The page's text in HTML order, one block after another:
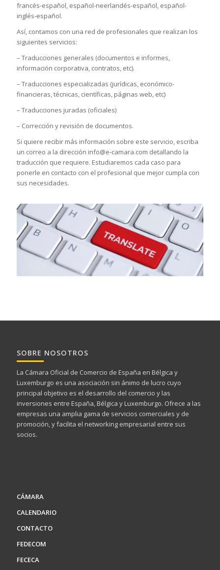
francés-español, español-neerlandés-español, español-
inglés-español.
Así, contamos con una red de profesionales que realizan los
siguientes servicios:
– Traducciones generales (documentos e informes,
información corporativa, contratos, etc).
– Traducciones especializadas (jurídicas, económico-
financieras, técnicas, científicas, páginas web, etc)
– Traducciones juradas (oficiales)
– Corrección y revisión de documentos.
Si quiere recibir más información sobre este servicio, escriba
un correo a la dirección info@e-camara.com detallando la
traducción que requiere. Estudiaremos cada caso para
ponerle en contacto con el profesional que mejor cumpla con
sus necesidades.
SOBRE NOSOTROS
La Cámara Oficial de Comercio de España en Bélgica y
Luxemburgo es una asociación sin ánimo de lucro cuyo
principal objetivo es el desarrollo del comercio y las
inversiones entre España, Bélgica y Luxemburgo. Ofrece a las
empresas una amplia gama de servicios comerciales y de
promoción, y facilita el networking empresarial entre sus
socios.
CÁMARA
CALENDARIO
CONTACTO
FEDECOM
FECECA